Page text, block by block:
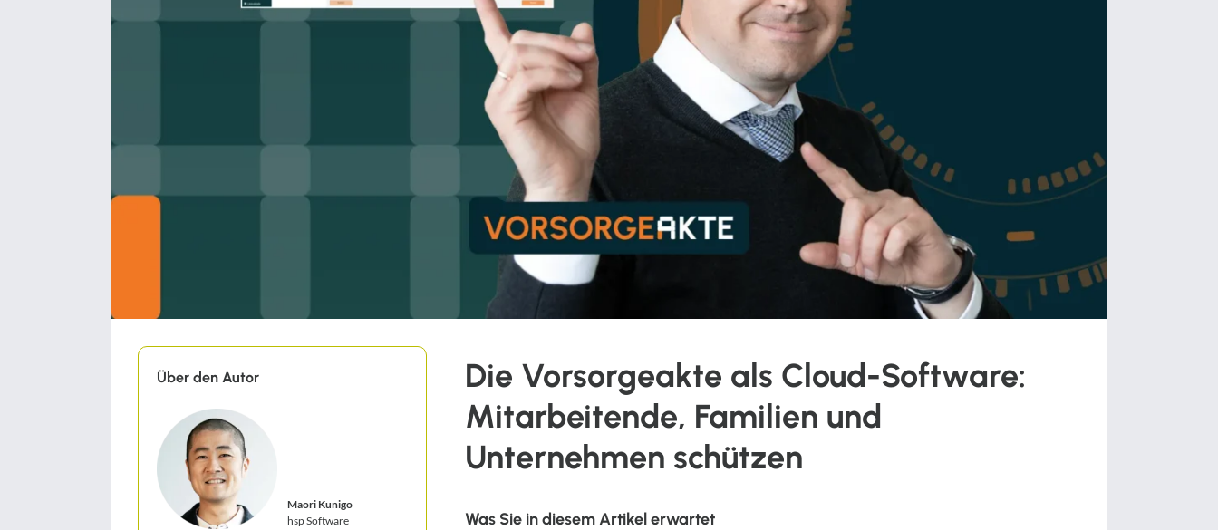
Über den Autor
Maori Kunigo
hsp Software
Die Vorsorgeakte als Cloud-Software:
Mitarbeitende, Familien und
Unternehmen schützen
Was Sie in diesem Artikel erwartet